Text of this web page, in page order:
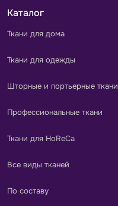
Каталог
Ткани для дома
Ткани для одежды
Шторные и портьерные ткани
Профессиональные ткани
Ткани для HoReCa
Все виды тканей
По составу